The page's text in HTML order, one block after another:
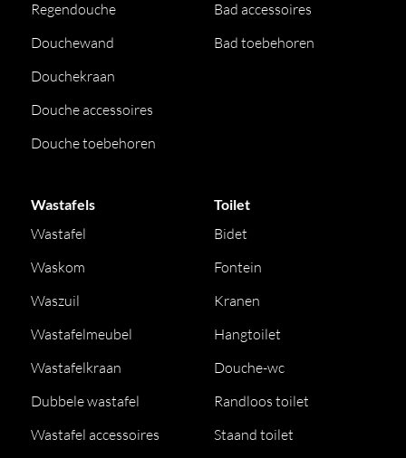
Regendouche
Douchewand
Douchekraan
Douche accessoires
Douche toebehoren
Bad accessoires
Bad toebehoren
Wastafels
Wastafel
Waskom
Waszuil
Wastafelmeubel
Wastafelkraan
Dubbele wastafel
Wastafel accessoires
Toilet
Bidet
Fontein
Kranen
Hangtoilet
Douche-wc
Randloos toilet
Staand toilet